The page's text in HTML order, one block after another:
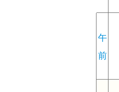
午
前